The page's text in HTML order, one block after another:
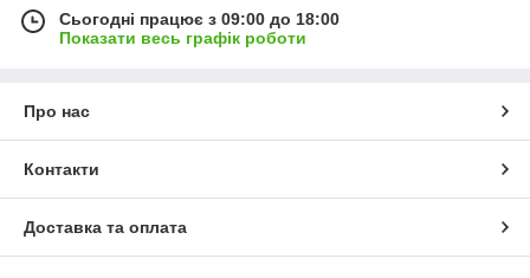
Сьогодні працює з 09:00 до 18:00
Показати весь графік роботи
Про нас
Контакти
Доставка та оплата